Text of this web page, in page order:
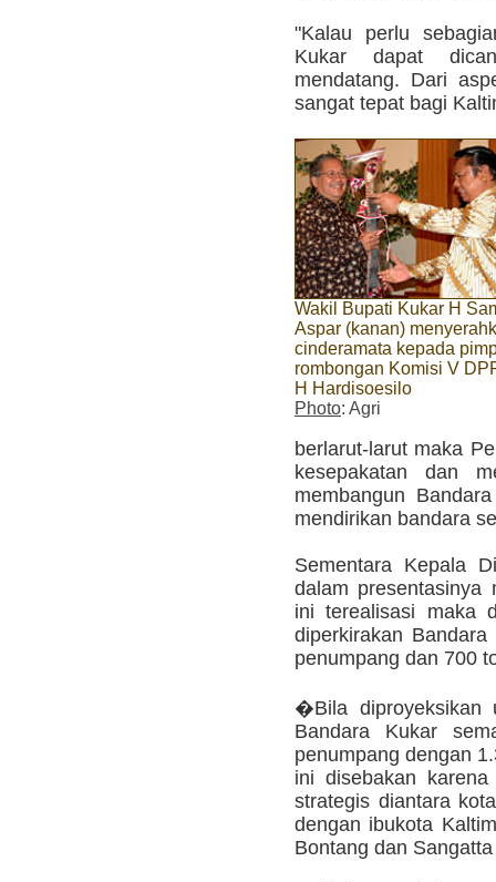
"Kalau perlu
Kukar dapat
mendatang. Dari
sangat tepat bagi
Wakil Bupati Kukar H
Aspar (kanan)
cinderamata kepada
rombongan Komisi V
H Hardisoesilo
Photo: Agri
berlarut-larut maka
kesepakatan dan
membangun
mendirikan bandara
Sementara Kepala
dalam presentasinya
ini terealisasi maka
diperkirakan
penumpang dan 700
�Bila diproyeksikan
Bandara Kukar
penumpang dengan
ini disebakan
strategis diantara
dengan ibukota
Bontang dan